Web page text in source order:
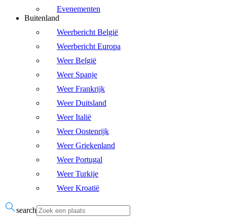
Evenementen
Buitenland
Weerbericht België
Weerbericht Europa
Weer België
Weer Spanje
Weer Frankrijk
Weer Duitsland
Weer Italië
Weer Oostenrijk
Weer Griekenland
Weer Portugal
Weer Turkije
Weer Kroatië
search